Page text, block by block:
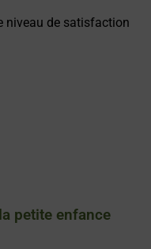
niveau de satisfaction
petite enfance